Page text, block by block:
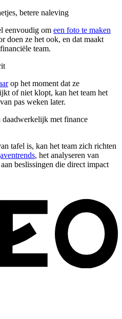
betere naleving
eenvoudig om een foto te maken
doen ze het ook, en dat maakt
team.
op het moment dat ze
of niet klopt, kan het team het
pas weken later.
daadwerkelijk met finance
tafel is, kan het team zich richten
, het analyseren van
beslissingen die direct impact